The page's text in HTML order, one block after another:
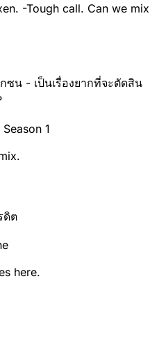
-Tough call. Can we mix
น - เป็นเรื่องยากที่จะตัดสิน
1
ดิต
here.